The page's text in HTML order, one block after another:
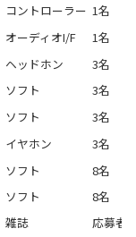
コントローラー 1名
オーディオI/F
1名
ヘッドホン 3名
ソフト 3名
ソフト 3名
イヤホン
3名
ソフト
8名
ソフト
8名
雑誌 応募者